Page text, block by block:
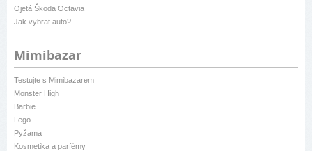
Ojetá Škoda Octavia
Jak vybrat auto?
Mimibazar
Testujte s Mimibazarem
Monster High
Barbie
Lego
Pyžama
Kosmetika a parfémy